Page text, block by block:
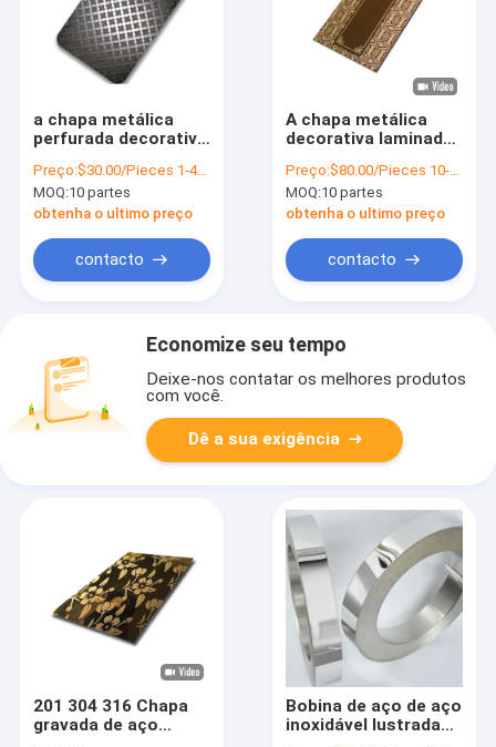
a chapa metálica
perfurada decorativa
600-1500mm
perfurou a placa de
aço inoxidável
Preço:$30.00/Pieces 1-49 Pieces
MOQ:10 partes
obtenha o ultimo preço
contacto
A chapa metálica
decorativa laminada
316SS almofada
1219 x 2438mm
Preço:$80.00/Pieces 10-79 Pieces
MOQ:10 partes
obtenha o ultimo preço
contacto
Economize seu tempo
Deixe-nos contatar os melhores produtos
com você.
Dê a sua exigência
201 304 316 Chapa
gravada de aço
Bobina de aço de aço
inoxidável lustrada